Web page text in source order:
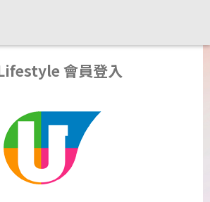
會員登入